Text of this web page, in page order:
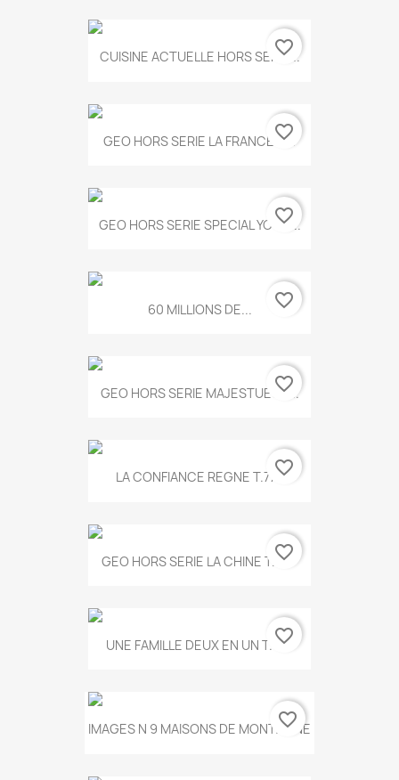
CUISINE ACTUELLE HORS SERIE...
favorite_border
GEO HORS SERIE LA FRANCE A...
favorite_border
GEO HORS SERIE SPECIAL YOGA...
favorite_border
60 MILLIONS DE... favorite_border
GEO HORS SERIE MAJESTUEUX...
favorite_border
LA CONFIANCE REGNE T.778favorite_border
GEO HORS SERIE LA CHINE T.497
favorite_border
UNE FAMILLE DEUX EN UN T.675
favorite_border
IMAGES N 9 MAISONS DE MONTAGNE
favorite_border